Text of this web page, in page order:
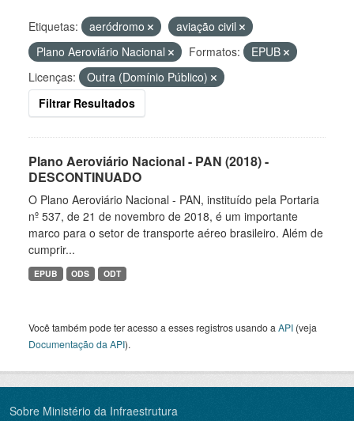
Etiquetas: aeródromo
aviação civil
Plano Aeroviário Nacional
Formatos:
EPUB
Licenças:
Outra (Domínio Público)
Filtrar Resultados
Plano Aeroviário Nacional - PAN (2018) -
DESCONTINUADO
O Plano Aeroviário Nacional - PAN, instituído pela Portaria
nº 537, de 21 de novembro de 2018, é um importante
marco para o setor de transporte aéreo brasileiro. Além de
cumprir...
EPUB ODS ODT
Você também pode ter acesso a esses registros usando a API (veja
Documentação da API).
Sobre Ministério da Infraestrutura